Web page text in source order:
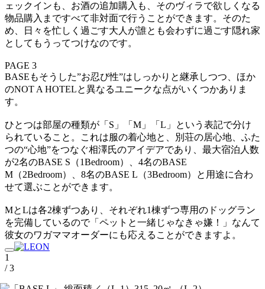
ェックインも、お酒の追加購入も、そのヴィラで欲しくなる
物品購入まですべて非対面で行うことができます。そのた
め、日々を忙しく過ごす大人が誰とも会わずに過ごす隠れ家
としてもうってつけなのです。
PAGE 3
BASEもそうした”お忍び性”はしっかりと継承しつつ、ほか
のNOT A HOTELと異なるユニークな点がいくつかありま
す。
ひとつは部屋の種類が「S」「M」「L」という表記で分け
られていること。これは服の着心地と、別荘の居心地、ふた
つの“心地”をつなぐ相澤氏のアイデアであり、最⼤宿泊⼈数
が2名のBASE S（1Bedroom）、4名のBASE
M（2Bedroom）、8名のBASE L（3Bedroom）と⽤途に合わ
せて選ぶことができます。
MとLは各2棟ずつあり、それぞれ1棟ずつ専用のドッグラン
を完備しているので「ペットと一緒じゃなきゃ嫌！」なんて
彼女のワガママオーダーにも応えることができますよ。
1
/ 3